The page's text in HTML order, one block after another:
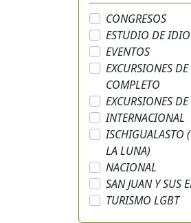
CONGRESOS
ESTUDIO DE
EVENTOS
EXCURSIONES
COMPLETO
EXCURSIONES
INTERNACIONAL
ISCHIGUALASTO
LA LUNA)
NACIONAL
SAN JUAN Y SUS
TURISMO LGBT